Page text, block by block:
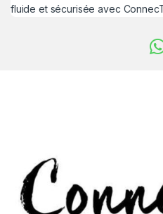
fluide et sécurisée avec